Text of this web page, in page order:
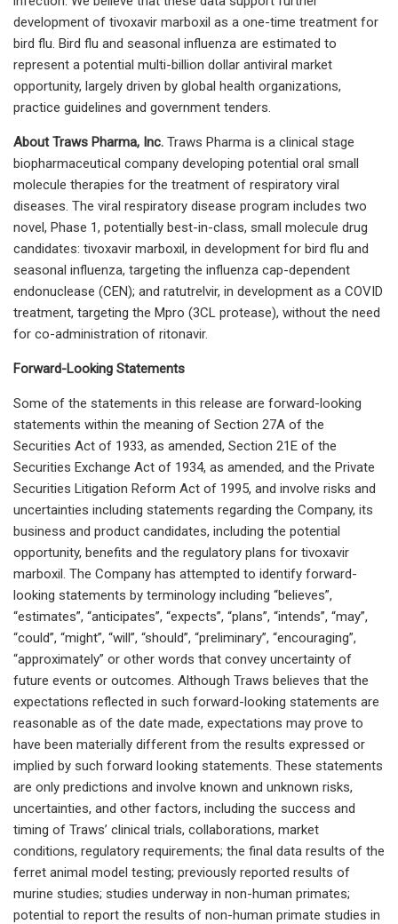
development of tivoxavir marboxil as a one-time treatment for
bird flu. Bird flu and seasonal influenza are estimated to
represent a potential multi-billion dollar antiviral market
opportunity, largely driven by global health organizations,
practice guidelines and government tenders.
About Traws Pharma, Inc. Traws Pharma is a clinical stage
biopharmaceutical company developing potential oral small
molecule therapies for the treatment of respiratory viral
diseases. The viral respiratory disease program includes two
novel, Phase 1, potentially best-in-class, small molecule drug
candidates: tivoxavir marboxil, in development for bird flu and
seasonal influenza, targeting the influenza cap-dependent
endonuclease (CEN); and ratutrelvir, in development as a COVID
treatment, targeting the Mpro (3CL protease), without the need
for co-administration of ritonavir.
Forward-Looking Statements
Some of the statements in this release are forward-looking
statements within the meaning of Section 27A of the
Securities Act of 1933, as amended, Section 21E of the
Securities Exchange Act of 1934, as amended, and the Private
Securities Litigation Reform Act of 1995, and involve risks and
uncertainties including statements regarding the Company, its
business and product candidates, including the potential
opportunity, benefits and the regulatory plans for tivoxavir
marboxil. The Company has attempted to identify forward-
looking statements by terminology including “believes”,
“estimates”, “anticipates”, “expects”, “plans”, “intends”, “may”,
“could”, “might”, “will”, “should”, “preliminary”, “encouraging”,
“approximately” or other words that convey uncertainty of
future events or outcomes. Although Traws believes that the
expectations reflected in such forward-looking statements are
reasonable as of the date made, expectations may prove to
have been materially different from the results expressed or
implied by such forward looking statements. These statements
are only predictions and involve known and unknown risks,
uncertainties, and other factors, including the success and
timing of Traws’ clinical trials, collaborations, market
conditions, regulatory requirements; the final data results of the
ferret animal model testing; previously reported results of
murine studies; studies underway in non-human primates;
potential to report the results of non-human primate studies in